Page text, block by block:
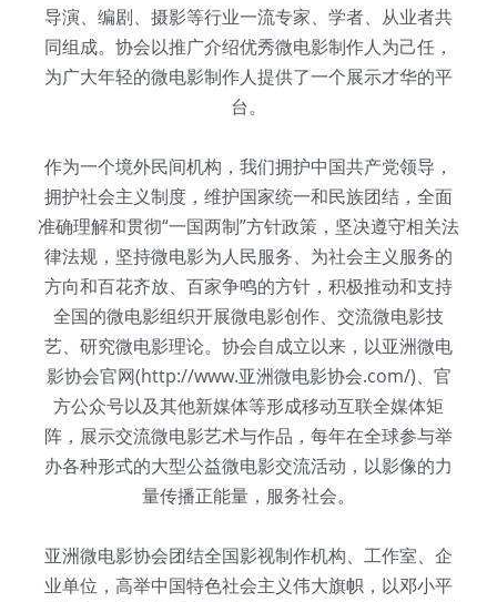
导演、编剧、摄影等行业一流专家、学者、从业者共
同组成。协会以推广介绍优秀微电影制作人为己任，
为广大年轻的微电影制作人提供了一个展示才华的平
台。
作为一个境外民间机构，我们拥护中国共产党领导，
拥护社会主义制度，维护国家统一和民族团结，全面
准确理解和贯彻“一国两制”方针政策，坚决遵守相关法
律法规，坚持微电影为人民服务、为社会主义服务的
方向和百花齐放、百家争鸣的方针，积极推动和支持
全国的微电影组织开展微电影创作、交流微电影技
艺、研究微电影理论。协会自成立以来，以亚洲微电
影协会官网(http://www.亚洲微电影协会.com/)、官
方公众号以及其他新媒体等形成移动互联全媒体矩
阵，展示交流微电影艺术与作品，每年在全球参与举
办各种形式的大型公益微电影交流活动，以影像的力
量传播正能量，服务社会。
亚洲微电影协会团结全国影视制作机构、工作室、企
业单位，高举中国特色社会主义伟大旗帜，以邓小平